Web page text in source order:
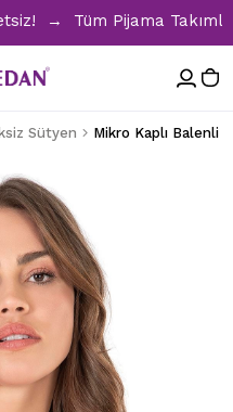
→ Tüm Pijama
Sütyen